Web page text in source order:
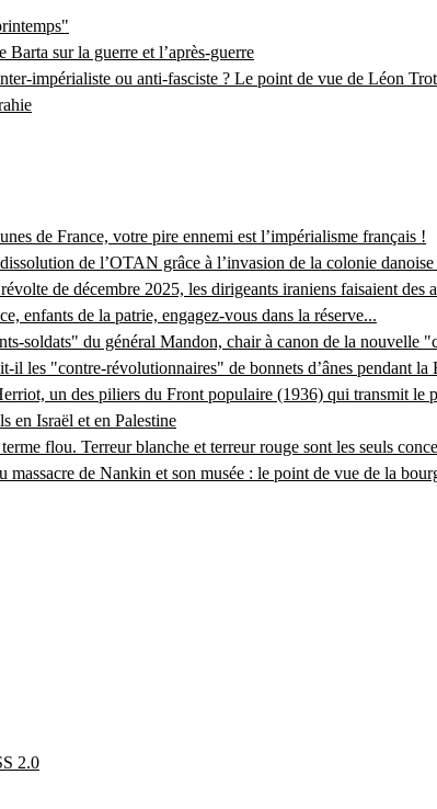
sur la guerre et l’après-guerre
impérialiste ou anti-fasciste ? Le point de vue de Léon
de France, votre pire ennemi est l’impérialisme français !
de l’OTAN grâce à l’invasion de la colonie
de décembre 2025, les dirigeants iraniens faisaient des
enfants de la patrie, engagez-vous dans la réserve...
soldats" du général Mandon, chair à canon de la nouvelle
il les "contre-révolutionnaires" de bonnets d’ânes pendant
un des piliers du Front populaire (1936) qui transmit le
en Israël et en Palestine
flou. Terreur blanche et terreur rouge sont les seuls
massacre de Nankin et son musée : le point de vue de la
2.0